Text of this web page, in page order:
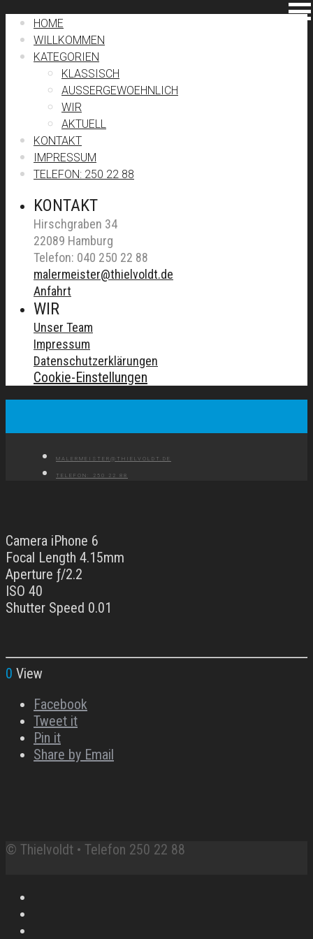
HOME
WILLKOMMEN
KATEGORIEN
KLASSISCH
AUSSERGEWOEHNLICH
WIR
AKTUELL
KONTAKT
IMPRESSUM
TELEFON: 250 22 88
KONTAKT
Hirschgraben 34
22089 Hamburg
Telefon: 040 250 22 88
malermeister@thielvoldt.de
Anfahrt
WIR
Unser Team
Impressum
Datenschutzerklärungen
Cookie-Einstellungen
MALERMEISTER@THIELVOLDT.DE
TELEFON: 250 22 88
Camera iPhone 6
Focal Length 4.15mm
Aperture ƒ/2.2
ISO 40
Shutter Speed 0.01
0 View
Facebook
Tweet it
Pin it
Share by Email
© Thielvoldt • Telefon 250 22 88